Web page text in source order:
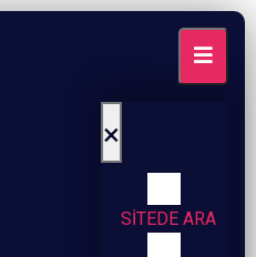
×
SİTEDE ARA